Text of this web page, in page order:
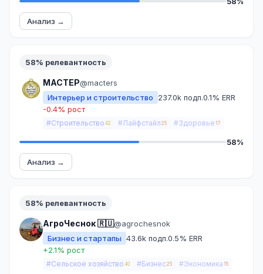
Анализ →
58% релевантность
МАСТЕР@macters
Интерьер и строительство
237.0k подп.0.1% ERR
-0.4% рост
#Строительство 42 #Лайфстайл 25 #Здоровье 17
58%
Анализ →
58% релевантность
АгроЧеснок 🇷🇺@agrochesnok
Бизнес и стартапы 43.6k подп.0.5% ERR
+2.1% рост
#Сельское хозяйство 40 #Бизнес 25 #Экономика 15